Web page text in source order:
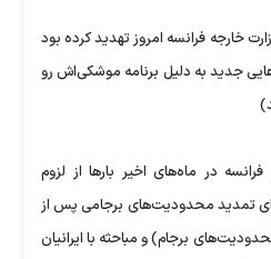
خارجه فرانسه امروز تهدید کرده بود
جدید به دلیل برنامه موشکی‌اش رو
در ماه‌های اخیر بارها از لزوم
تمدید محدودیت‌های برجامی پس از
محدودیت‌های برجام) و مباحثه با ایرانیان